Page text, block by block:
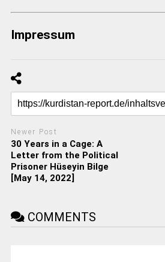
Impressum
Newer Post
30 Years in a Cage: A
Letter from the Political
Prisoner Hüseyin Bilge
[May 14, 2022]
COMMENTS